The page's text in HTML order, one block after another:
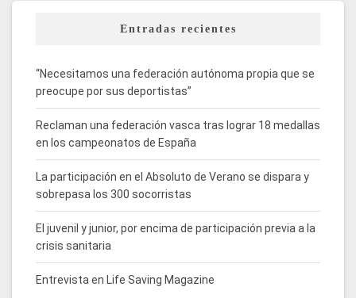
Entradas recientes
“Necesitamos una federación autónoma propia que se
preocupe por sus deportistas”
Reclaman una federación vasca tras lograr 18 medallas
en los campeonatos de España
La participación en el Absoluto de Verano se dispara y
sobrepasa los 300 socorristas
El juvenil y junior, por encima de participación previa a la
crisis sanitaria
Entrevista en Life Saving Magazine